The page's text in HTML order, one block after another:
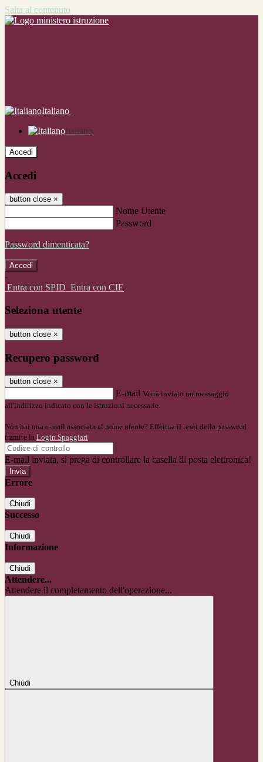
Salta al contenuto
Italiano
Italiano
Accedi
Accedi
button close ×
Nome Utente
Password
Password dimenticata?
-
Entra con SPID Entra con CIE
Seleziona utente
button close ×
Recupero password
button close ×
E-mail Verrà inviato un messaggio
all'indirizzo indicato con le istruzioni necessarie.
Non hai una e-mail associata al nome utente? Effettua il reset della password
tramite la Login Spaggiari
E-mail inviata, si prega di controllare la casella di posta elettronica!
Errore
Chiudi
Successo
Chiudi
Informazione
Chiudi
Attendere...
Attendere il completamento dell'operazione...
Chiudi